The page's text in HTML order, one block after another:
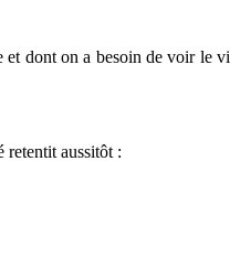
et dont on a besoin de voir le
retentit aussitôt :